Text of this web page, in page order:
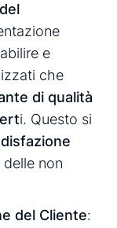
e
che
di qualità
i. Questo si
non
del Cliente: